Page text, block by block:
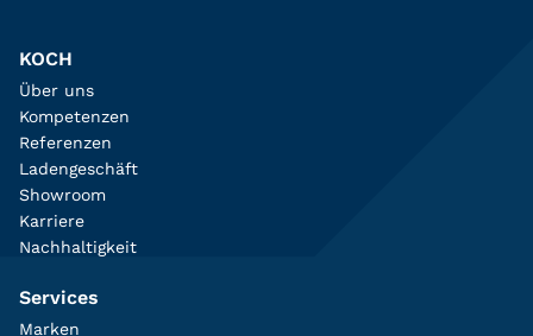
KOCH
Über uns
Kompetenzen
Referenzen
Ladengeschäft
Showroom
Karriere
Nachhaltigkeit
Services
Marken